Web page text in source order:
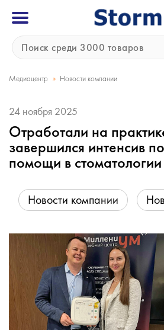
Медиацентр » Новости компании
24 ноября 2025
Отработали на
завершился интенсив
помощи в стоматологии
Новости компании